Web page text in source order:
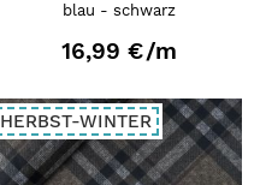
blau - schwarz
16,99 €/m
HERBST-WINTER